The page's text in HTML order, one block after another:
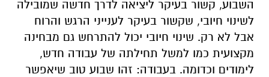
השבוע, קשור בעיקר ליציאה לדרך חדשה שמובילה
לשינוי חיובי, שקשור בעיקר לענייני הרגש והרוח
אבל לא רק. שינוי חיובי יכול להתרחש גם מבחינה
מקצועית כמו למשל תחילתה של עבודה חדש,
לימודים וכדומה. בעבודה: זהו שבוע טוב שיאפשר